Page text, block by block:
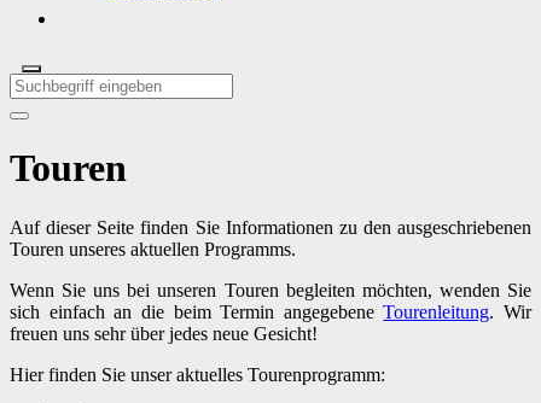
Touren
Auf dieser Seite finden Sie Informationen zu den ausgeschriebenen
Touren unseres aktuellen Programms.
Wenn Sie uns bei unseren Touren begleiten möchten, wenden Sie
sich einfach an die beim Termin angegebeneTourenleitung. Wir
freuen uns sehr über jedes neue Gesicht!
Hier finden Sie unser aktuelles Tourenprogramm: